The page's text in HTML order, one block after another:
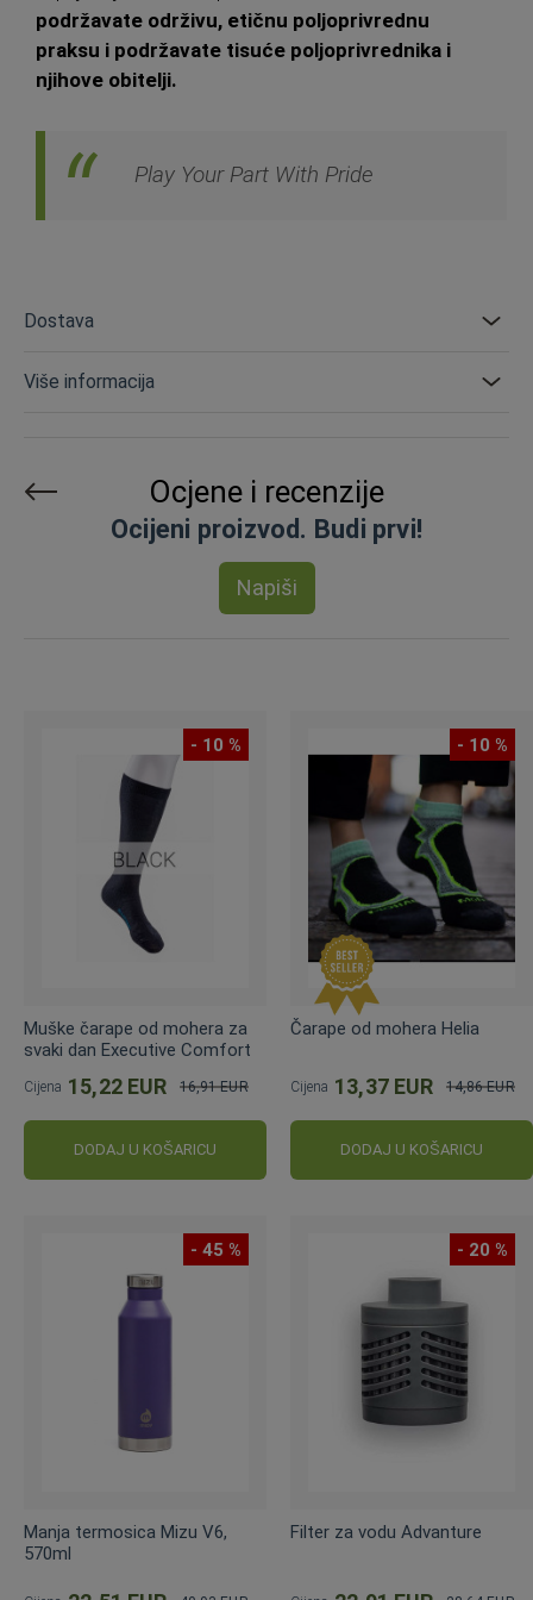
podržavate održivu, etičnu poljoprivrednu
praksu i podržavate tisuće poljoprivrednika i
njihove obitelji.
Play Your Part With Pride
Dostava
Više informacija
Ocjene i recenzije
Ocijeni proizvod. Budi prvi!
Napiši
- 10 %
Muške čarape od mohera za
svaki dan Executive Comfort
Cijena 15,22 EUR
cijena
16,91 EUR
DODAJ U KOŠARICU
- 10 %
Čarape od mohera Helia
Cijena 13,37 EUR
cijena
14,86 EUR
DODAJ U KOŠARICU
- 45 %
Manja termosica Mizu V6,
570ml
- 20 %
Filter za vodu Advanture